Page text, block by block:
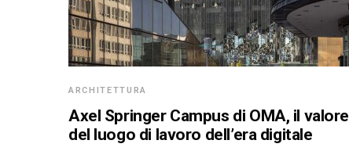
ARCHITETTURA
Axel Springer Campus di OMA, il valore
del luogo di lavoro dell’era digitale